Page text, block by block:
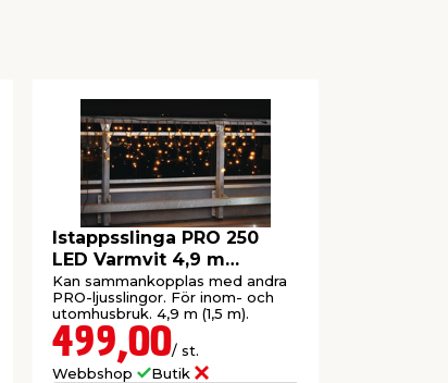
Istappsslinga PRO 250
LED Varmvit 4,9 m
Stemning
Kan sammankopplas med andra
PRO-ljusslingor. För inom- och
utomhusbruk. 4,9 m (1,5 m).
499,00/ st.
Webbshop
Butik